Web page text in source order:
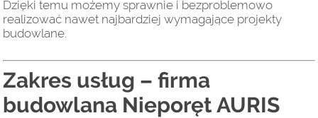
Dzięki temu możemy sprawnie i bezproblemowo
realizować nawet najbardziej wymagające projekty
budowlane.
Zakres usług – firma
budowlana Nieporęt AURIS